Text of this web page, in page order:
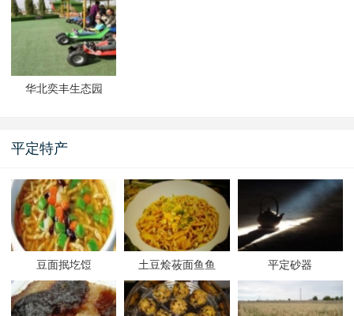
华北奕丰生态园
平定特产
豆面抿圪饾 土豆烩莜面鱼鱼 平定砂器